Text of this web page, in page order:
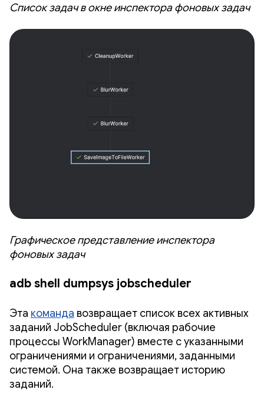
Список задач в окне инспектора фоновых задач
Графическое представление инспектора
фоновых задач
adb shell dumpsys jobscheduler
Эта команда возвращает список всех активных
заданий JobScheduler (включая рабочие
процессы WorkManager) вместе с указанными
ограничениями и ограничениями, заданными
системой. Она также возвращает историю
заданий.